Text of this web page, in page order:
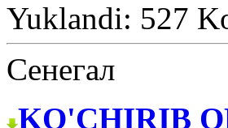
Yuklandi: 527
Сенегал
KO'CHIRIB